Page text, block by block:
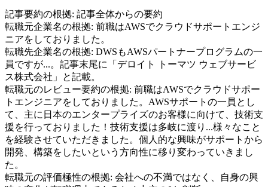
記事要約の根拠: 記事全体からの要約
転職元企業名の根拠: 前職はAWSでクラウドサポートエンジ
ニアをしておりました。
転職先企業名の根拠: DWSもAWSパートナープログラムの一
員ですが...。記事末尾に「デロイト トーマツ ウェブサービ
ス株式会社」と記載。
転職元のレビュー要約の根拠: 前職はAWSでクラウドサポー
トエンジニアをしておりました。AWSサポートの一員とし
て、主に日本のエンタープライズのお客様に向けて、技術支
援を行っておりました！技術支援は多岐に渡り...様々なこと
を経験させていただきました。個人的な興味がサポートから
開発、構築をしたいという方向性に移り変わっていきまし
た。
転職元の評価極性の根拠: 会社への不満ではなく、自身の興